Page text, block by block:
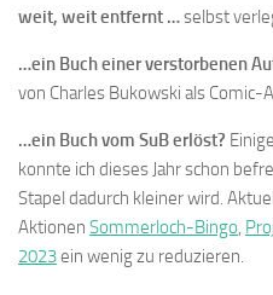
weit, weit entfernt …selbst
…ein Buch einer verstorbenen
von Charles Bukowski als Comic-
…ein Buch vom SuB erlöst?
konnte ich dieses Jahr schon
Stapel dadurch kleiner wird.
Aktionen Sommerloch-Bingo,
2023ein wenig zu reduzieren.